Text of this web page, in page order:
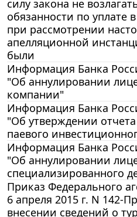
силу закона не
обязанности по уплате
при рассмотрении
апелляционной
были
Информация Банка
"Об аннулировании
компании"
Информация Банка
"Об утверждении
паевого
Информация Банка
"Об аннулировании
специализированного
Приказ Федерального
6 апреля 2015 г. N 142-
внесении сведений о